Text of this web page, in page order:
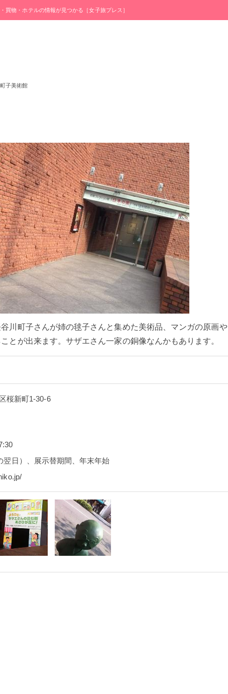
買物・ホテルの情報が見つかる［女子旅プレス］
子美術館
川町子さんが姉の毬子さんと集めた美術品、マンガの原画や
とが出来ます。サザエさん一家の銅像なんかもあります。
桜新町1-30-6
翌日）、展示替期間、年末年始